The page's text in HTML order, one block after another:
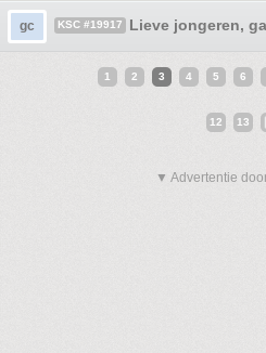
gc KSC #19917 Lieve jongeren,
1 2 3 4 5 6
12 13
▼ Advertentie